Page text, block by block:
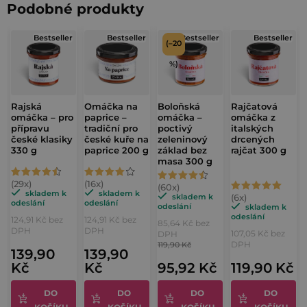
e
á
r
v
k
v
ý
s
u
Podobné produkty
Bestseller
Rajská
omáčka – pro
přípravu
české klasiky
330 g
Průměrné
hodnocení
je
4,5
z
5
hvězdiček.
odeslání
124,91 Kč bez
DPH
139,90
Kč
DO
Bestseller
Omáčka na
paprice –
tradiční pro
české kuře na
paprice 200 g
Průměrné
hodnocení
je
4,3
z
5
hvězdiček.
odeslání
124,91 Kč bez
DPH
139,90
Kč
DO
Bestseller
Boloňská
omáčka –
poctivý
zeleninový
základ bez
masa 300 g
Průměrné
hodnocení
je
4,8
z
odeslání
85,64 Kč bez
DPH
95,92 Kč
119,90 Kč
(–20
%)
DO
Bestseller
Rajčatová
omáčka z
italských
drcených
rajčat 300 g
Průměrné
hodnocení
je
5,0
z
odeslání
107,05 Kč bez
DPH
119,90 Kč
DO